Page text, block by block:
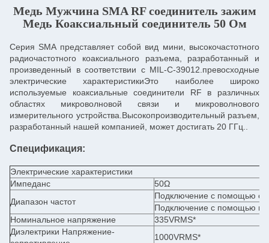
Медь Мужчина SMA RF соединитель зажим
Медь Коаксиальный соединитель 50 Ом
Серия SMA представляет собой вид мини, высокочастотного
радиочастотного коаксиального разъема, разработанный и
произведенный в соответствии с MIL-C-39012.превосходные
электрические характеристикиЭто наиболее широко
используемые коаксиальные соединители RF в различных
областях микроволновой связи и микроволнового
измерительного устройства.Высокопроизводительный разъем,
разработанный нашей компанией, может достигать 20 ГГц..
Спецификация:
Электрические характеристики
Импеданс
50Ω
Диапазон частот
Подключение с помощью
Подключение с помощью
Номинальное напряжение
335VRMS*
Диэлектрики Напряжение-
1000VRMS*